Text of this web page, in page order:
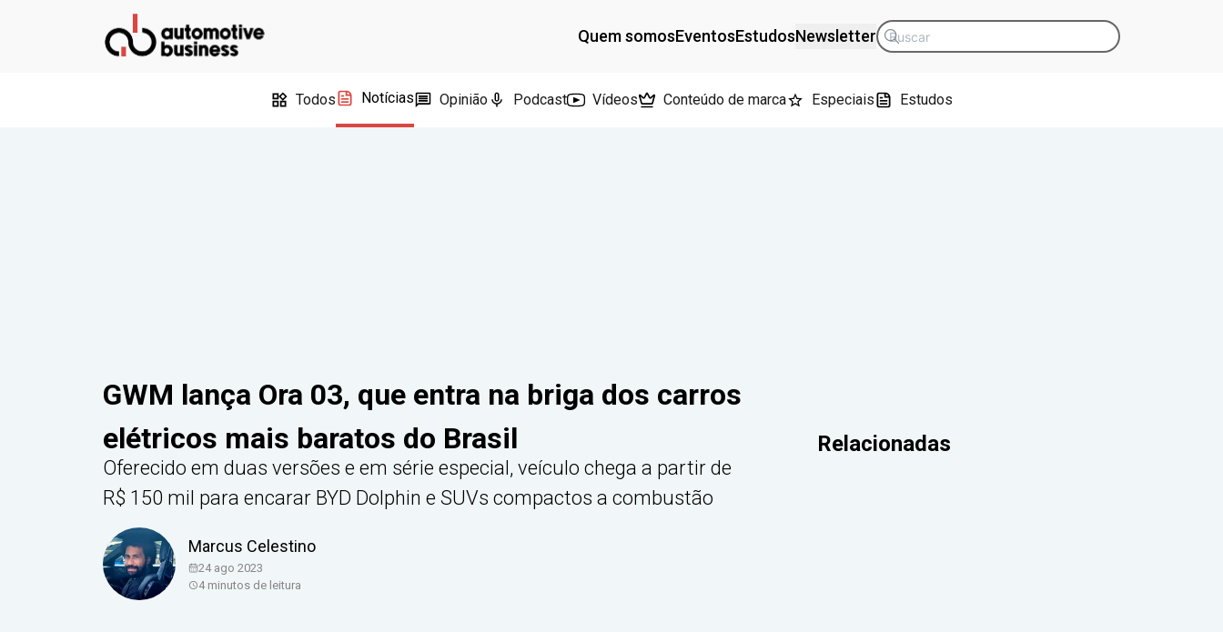
Quem somosEventosEstudosNewsletter
Todos Notícias Opinião Podcast Vídeos Conteúdo de marca Especiais Estudos
GWM lança Ora 03, que entra na briga dos carros
elétricos mais baratos do Brasil
Oferecido em duas versões e em série especial, veículo chega a partir de
R$ 150 mil para encarar BYD Dolphin e SUVs compactos a combustão
Marcus Celestino
24 ago 2023
4minutos de leitura
Relacionadas